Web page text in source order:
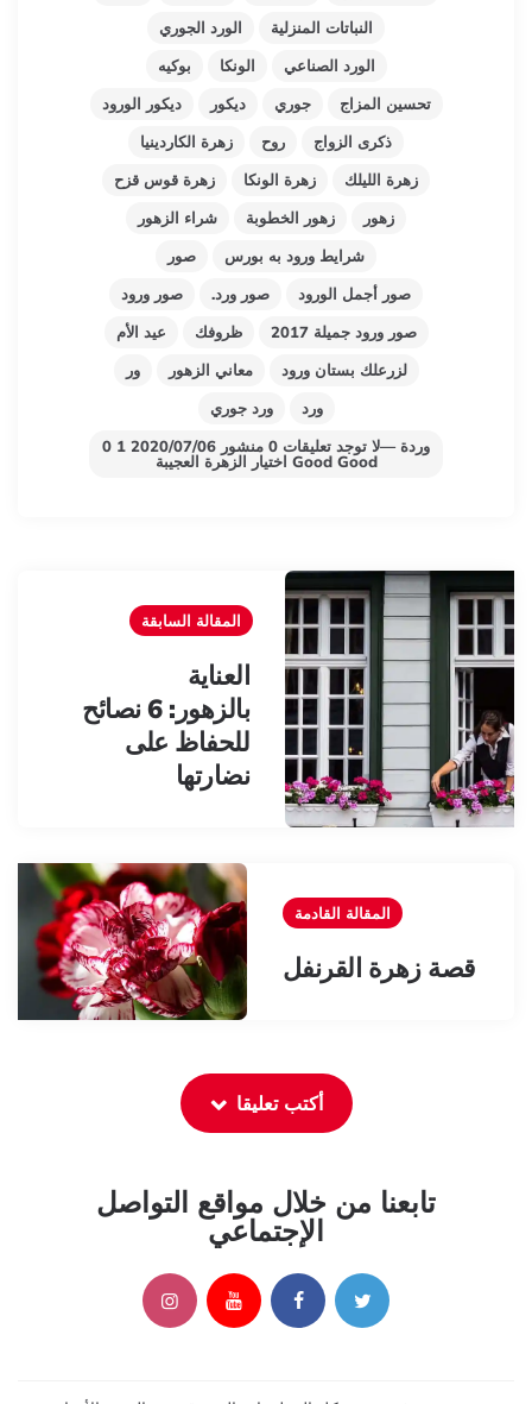
النباتات المنزلية
الورد الجوري
الورد الصناعي
الونكا
بوكيه
تحسين المزاج
جوري ديكور
ديكور الورود
ذكرى الزواج
روح
زهرة الكاردينيا
زهرة الليلك
زهرة الونكا
زهرة قوس قزح
زهور
زهور الخطوبة
شراء الزهور
شرایط ورود به بورس
صور
صور أجمل الورود
صور ورد.
صور ورود
صور ورود جميلة 2017
ظروفك
عيد الأم
لزرعلك بستان ورود
معاني الزهور
ور
ورد
ورد جوري
وردة —لا توجد تعليقات 0 منشور 2020/07/06 1 0
Good Good اختيار الزهرة العجيبة
Post
navigation
المقالة السابقة
العناية
بالزهور: 6 نصائح
للحفاظ على
نضارتها
المقالة القادمة
قصة زهرة القرنفل
أكتب تعليقا
تابعنا من خلال مواقع التواصل
الإجتماعي